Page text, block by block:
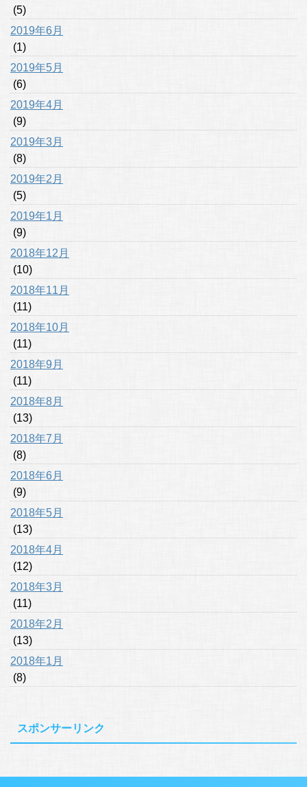
(5)
2019年6月
(1)
2019年5月
(6)
2019年4月
(9)
2019年3月
(8)
2019年2月
(5)
2019年1月
(9)
2018年12月
(10)
2018年11月
(11)
2018年10月
(11)
2018年9月
(11)
2018年8月
(13)
2018年7月
(8)
2018年6月
(9)
2018年5月
(13)
2018年4月
(12)
2018年3月
(11)
2018年2月
(13)
2018年1月
(8)
スポンサーリンク